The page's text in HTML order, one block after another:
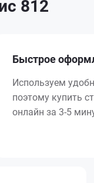
812
Быстрое
Используем
поэтому купить
онлайн за 3-5